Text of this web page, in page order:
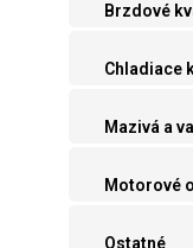
Brzdové
Chladiace
Mazivá a
Motorové
Ostatné